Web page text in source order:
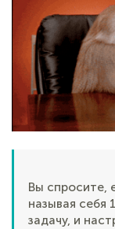
Вы спросите,
называя себя
задачу, и